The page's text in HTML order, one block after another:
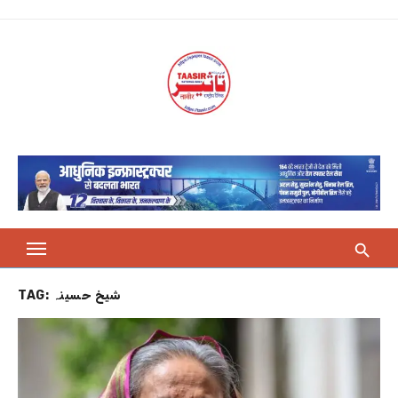
TAG: شیخ حسینہ